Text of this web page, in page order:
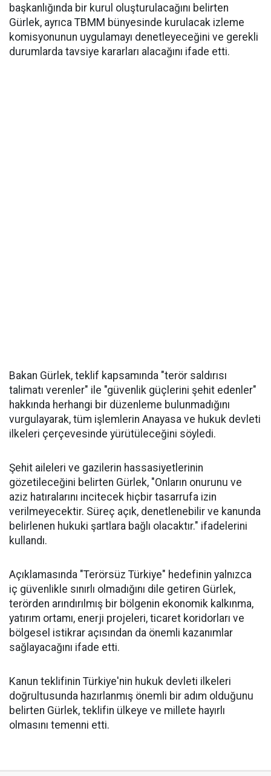
başkanlığında bir kurul oluşturulacağını belirten
Gürlek, ayrıca TBMM bünyesinde kurulacak izleme
komisyonunun uygulamayı denetleyeceğini ve gerekli
durumlarda tavsiye kararları alacağını ifade etti.
Bakan Gürlek, teklif kapsamında "terör saldırısı
talimatı verenler" ile "güvenlik güçlerini şehit edenler"
hakkında herhangi bir düzenleme bulunmadığını
vurgulayarak, tüm işlemlerin Anayasa ve hukuk devleti
ilkeleri çerçevesinde yürütüleceğini söyledi.
Şehit aileleri ve gazilerin hassasiyetlerinin
gözetileceğini belirten Gürlek, "Onların onurunu ve
aziz hatıralarını incitecek hiçbir tasarrufa izin
verilmeyecektir. Süreç açık, denetlenebilir ve kanunda
belirlenen hukuki şartlara bağlı olacaktır." ifadelerini
kullandı.
Açıklamasında "Terörsüz Türkiye" hedefinin yalnızca
iç güvenlikle sınırlı olmadığını dile getiren Gürlek,
terörden arındırılmış bir bölgenin ekonomik kalkınma,
yatırım ortamı, enerji projeleri, ticaret koridorları ve
bölgesel istikrar açısından da önemli kazanımlar
sağlayacağını ifade etti.
Kanun teklifinin Türkiye'nin hukuk devleti ilkeleri
doğrultusunda hazırlanmış önemli bir adım olduğunu
belirten Gürlek, teklifin ülkeye ve millete hayırlı
olmasını temenni etti.